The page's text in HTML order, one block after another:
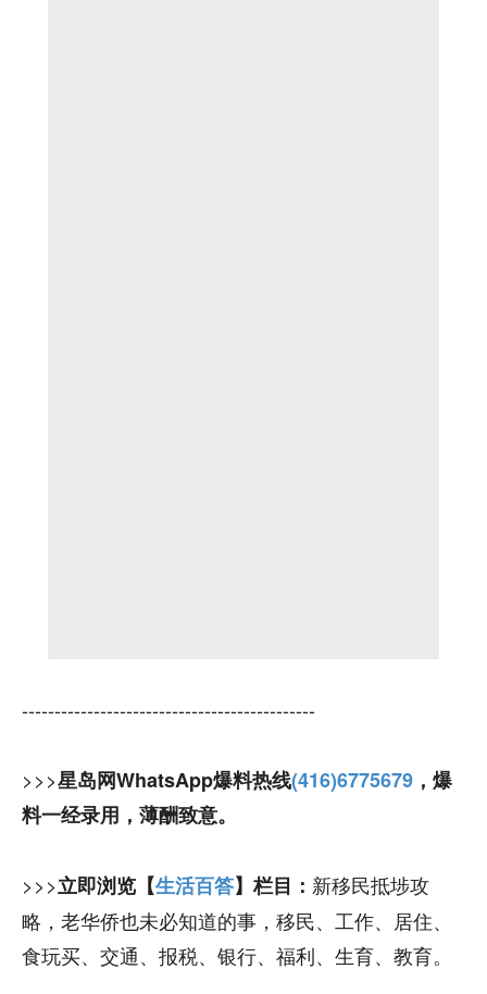
---------------------------------------------
>>>星岛网WhatsApp爆料热线(416)6775679 ，爆
料一经录用，薄酬致意。
>>>立即浏览【生活百答】栏目： 新移民抵埗攻
略，老华侨也未必知道的事，移民、工作、居住、
食玩买、交通、报税、银行、福利、生育、教育。